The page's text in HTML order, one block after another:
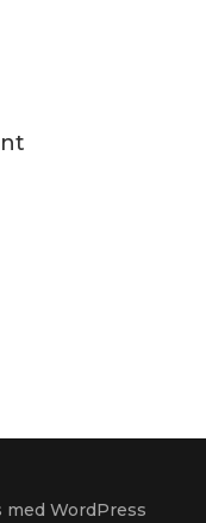
med WordPress